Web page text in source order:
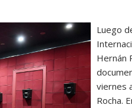
Luego
Hernán
viernes
Rocha.